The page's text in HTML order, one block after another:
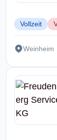
Vollzeit
Weinheim